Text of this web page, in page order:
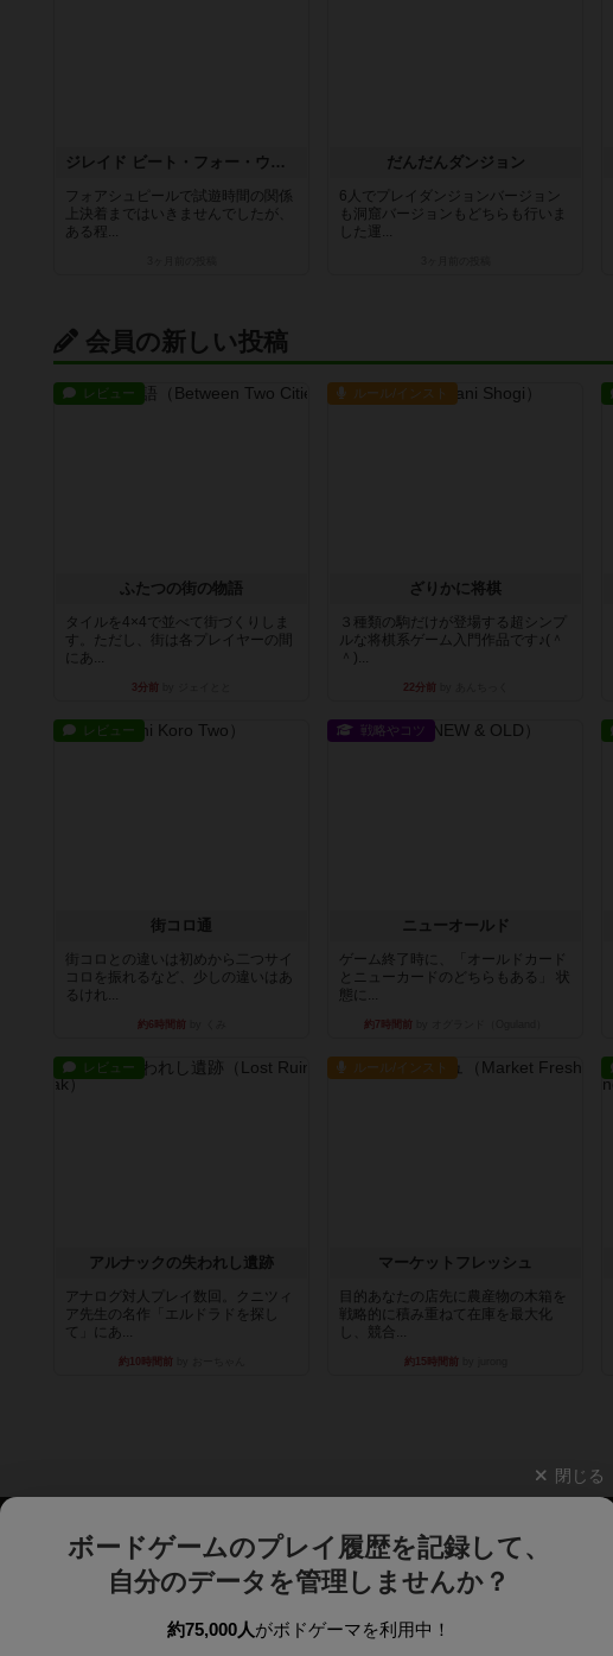
ジレイド ビート・フォー・ウィニング
フォアシュピールで試遊時間の関係
上決着まではいきませんでしたが、
ある程...
だんだんダンジョン
6人でプレイダンジョンバージョン
も洞窟バージョンもどちらも行いま
した運...
会員の新しい投稿
レビュー
ふたつの街の物語
タイルを4×4で並べて街づくりしま
す。ただし、街は各プレイヤーの間
にあ...
3分前
ルール/インスト
ざりかに将棋
３種類の駒だけが登場する超シンプ
ルな将棋系ゲーム入門作品です♪(＾
＾)...
22分前
レビュー
街コロ通
街コロとの違いは初めから二つサイ
コロを振れるなど、少しの違いはあ
るけれ...
約6時間前
戦略やコツ
ニューオールド
ゲーム終了時に、「オールドカード
とニューカードのどちらもある」 状
態に...
約7時間前
レビュー
アルナックの失われし遺跡
アナログ対人プレイ数回。クニツィ
ア先生の名作「エルドラドを探し
て」にあ...
約10時間前
ルール/インスト
マーケットフレッシュ
目的あなたの店先に農産物の木箱を
戦略的に積み重ねて在庫を最大化
し、競合...
約15時間前
閉じる
ボードゲームのプレイ履歴を記録して、
自分のデータを管理しませんか？
約75,000人がボドゲーマを利用中！